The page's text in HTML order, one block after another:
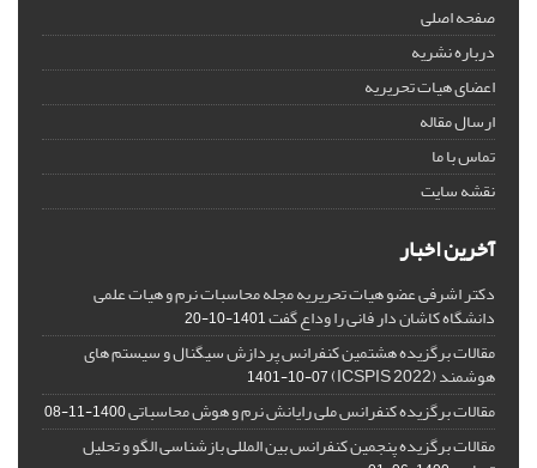
صفحه اصلی
درباره نشریه
اعضای هیات تحریریه
ارسال مقاله
تماس با ما
نقشه سایت
آخرین اخبار
دکتر اشرفی عضو هیات تحریریه مجله محاسبات نرم و هیات علمی
دانشگاه کاشان دار فانی را وداع گفت1401-10-20
مقالات برگزیده هشتمین کنفرانس پردازش سیگنال و سیستم های
هوشمند (ICSPIS 2022) 1401-10-07
مقالات برگزیده کنفرانس ملی رایانش نرم و هوش محاسباتی1400-11-08
مقالات برگزیده پنجمین کنفرانس بین المللی بازشناسی الگو و تحلیل